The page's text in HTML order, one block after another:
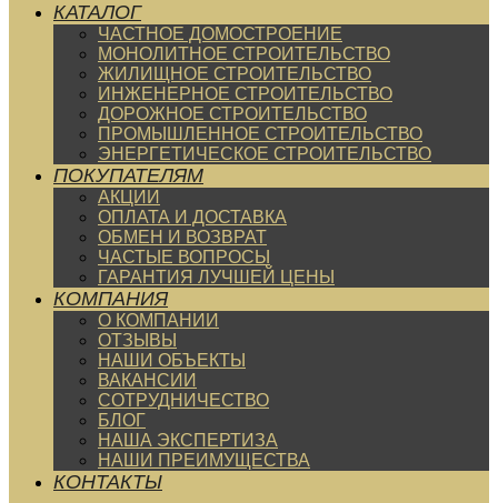
КАТАЛОГ
ЧАСТНОЕ ДОМОСТРОЕНИЕ
МОНОЛИТНОЕ СТРОИТЕЛЬСТВО
ЖИЛИЩНОЕ СТРОИТЕЛЬСТВО
ИНЖЕНЕРНОЕ СТРОИТЕЛЬСТВО
ДОРОЖНОЕ СТРОИТЕЛЬСТВО
ПРОМЫШЛЕННОЕ СТРОИТЕЛЬСТВО
ЭНЕРГЕТИЧЕСКОЕ СТРОИТЕЛЬСТВО
ПОКУПАТЕЛЯМ
АКЦИИ
ОПЛАТА И ДОСТАВКА
ОБМЕН И ВОЗВРАТ
ЧАСТЫЕ ВОПРОСЫ
ГАРАНТИЯ ЛУЧШЕЙ ЦЕНЫ
КОМПАНИЯ
О КОМПАНИИ
ОТЗЫВЫ
НАШИ ОБЪЕКТЫ
ВАКАНСИИ
СОТРУДНИЧЕСТВО
БЛОГ
НАША ЭКСПЕРТИЗА
НАШИ ПРЕИМУЩЕСТВА
КОНТАКТЫ